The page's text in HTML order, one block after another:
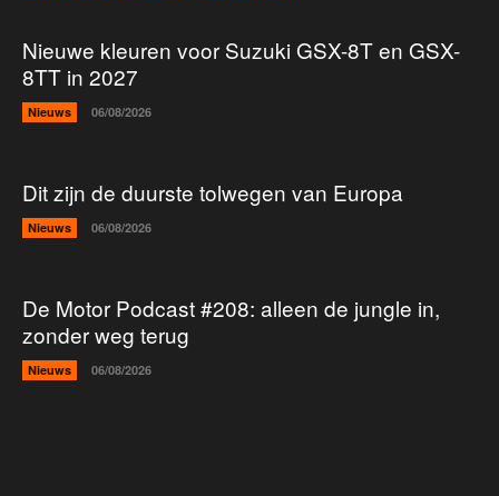
Nieuwe kleuren voor Suzuki GSX-8T en GSX-
8TT in 2027
Nieuws 06/08/2026
Dit zijn de duurste tolwegen van Europa
Nieuws 06/08/2026
De Motor Podcast #208: alleen de jungle in,
zonder weg terug
Nieuws 06/08/2026